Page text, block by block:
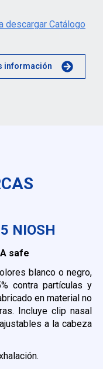
descargar Catálogo
información
NIOSH
safe
blanco o negro,
contra partículas y
en material no
Incluye clip nasal
a la cabeza